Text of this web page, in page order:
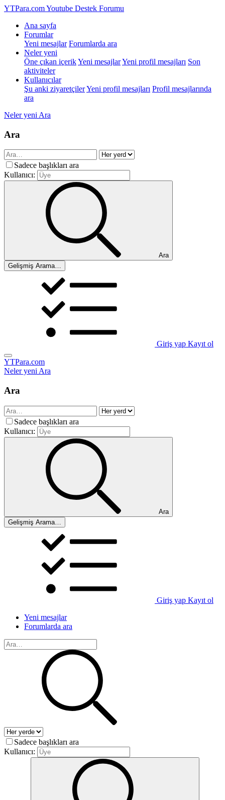
YTPara.comYoutube Destek Forumu
Ana sayfa
Forumlar
Yeni mesajlar Forumlarda ara
Neler yeni
Öne çıkan içerikYeni mesajlarYeni profil mesajları Son
aktiviteler
Kullanıcılar
Şu anki ziyaretçilerYeni profil mesajları Profil mesajlarında
ara
Neler yeni Ara
Ara
Sadece başlıkları ara
Kullanıcı:
Ara
Gelişmiş Arama…
Giriş yap Kayıt ol
YTPara.com
Neler yeniAra
Ara
Sadece başlıkları ara
Kullanıcı:
Ara
Gelişmiş Arama…
Giriş yap Kayıt ol
Yeni mesajlar
Forumlarda ara
Sadece başlıkları ara
Kullanıcı: